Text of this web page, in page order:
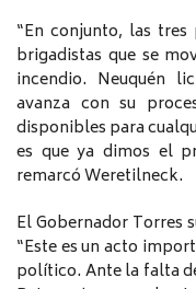
“En conjunto, las tres
brigadistas que se
incendio. Neuquén
avanza con su
disponibles para
es que ya dimos el
remarcó Weretilneck.
El Gobernador Torres
“Este es un acto
político. Ante la falta